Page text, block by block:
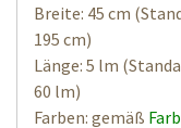
Breite: 45 cm
195 cm)
Länge: 5 lm
60 lm)
Farben: gemäß